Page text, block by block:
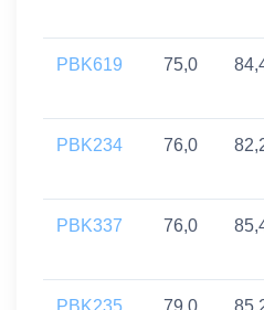
PBK619 75,0
PBK234 76,0
PBK337 76,0